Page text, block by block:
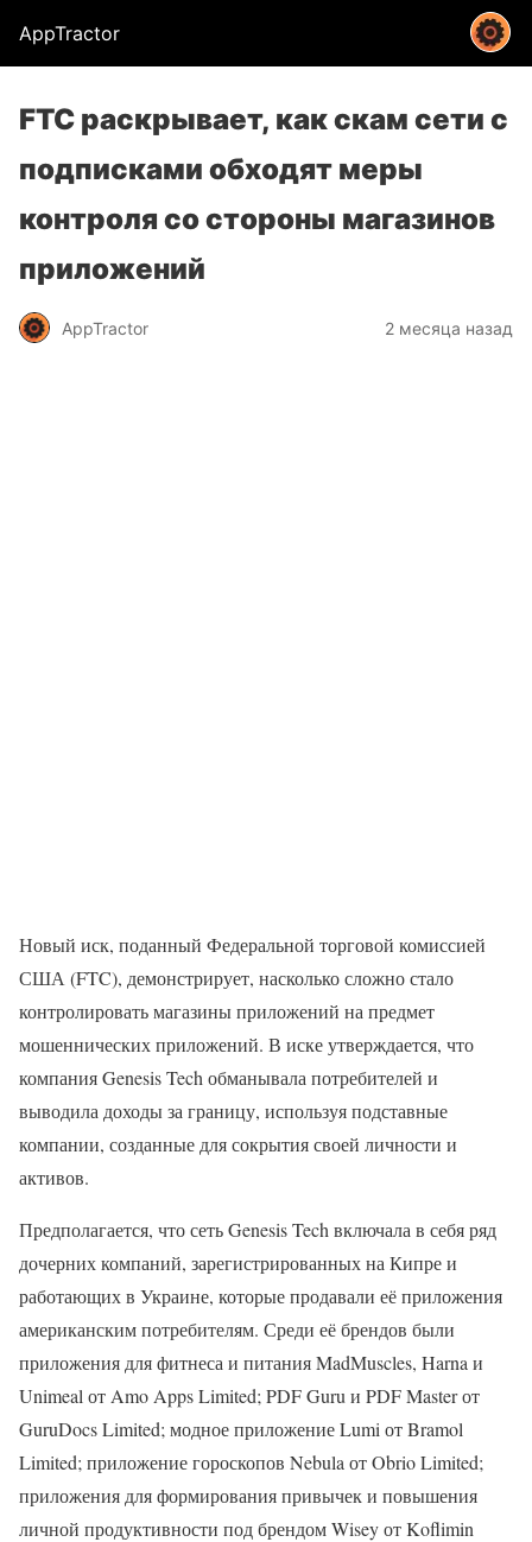
AppTractor
FTC раскрывает, как скам сети с
подписками обходят меры
контроля со стороны магазинов
приложений
AppTractor 2 месяца назад
Новый иск, поданный Федеральной торговой комиссией
США (FTC), демонстрирует, насколько сложно стало
контролировать магазины приложений на предмет
мошеннических приложений. В иске утверждается, что
компания Genesis Tech обманывала потребителей и
выводила доходы за границу, используя подставные
компании, созданные для сокрытия своей личности и
активов.
Предполагается, что сеть Genesis Tech включала в себя ряд
дочерних компаний, зарегистрированных на Кипре и
работающих в Украине, которые продавали её приложения
американским потребителям. Среди её брендов были
приложения для фитнеса и питания MadMuscles, Harna и
Unimeal от Amo Apps Limited; PDF Guru и PDF Master от
GuruDocs Limited; модное приложение Lumi от Bramol
Limited; приложение гороскопов Nebula от Obrio Limited;
приложения для формирования привычек и повышения
личной продуктивности под брендом Wisey от Koflimin